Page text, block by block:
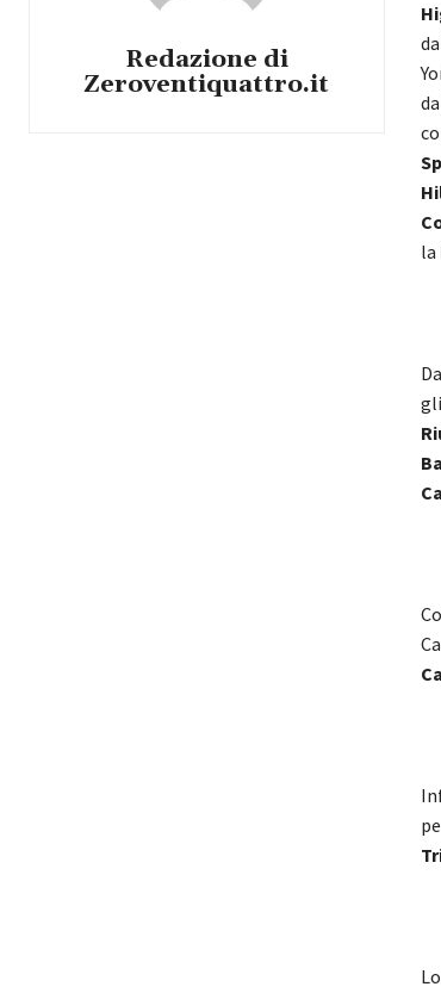
Redazione di
Zeroventiquattro.it
la
gli